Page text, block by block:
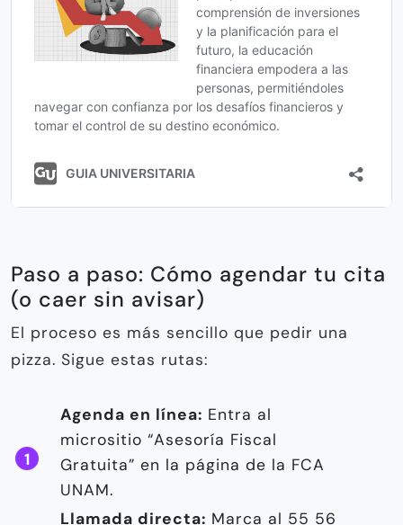
Paso a paso: Cómo agendar tu cita
(o caer sin avisar)
El proceso es más sencillo que pedir una
pizza. Sigue estas rutas:
Agenda en línea: Entra al
micrositio “Asesoría Fiscal
Gratuita” en la página de la FCA
UNAM.
Llamada directa: Marca al 55 56